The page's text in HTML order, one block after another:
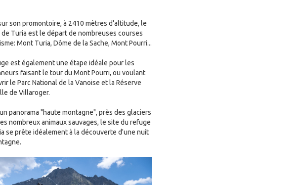
son promontoire, à 2410 mètres d'altitude, le
Turia est le départ de nombreuses courses
Mont Turia, Dôme de la Sache, Mont Pourri...
est également une étape idéale pour les
faisant le tour du Mont Pourri, ou voulant
le Parc National de la Vanoise et la Réserve
de Villaroger.
panorama "haute montagne", près des glaciers
nombreux animaux sauvages, le site du refuge
se prête idéalement à la découverte d'une nuit